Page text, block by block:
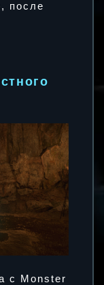
после
с Monster